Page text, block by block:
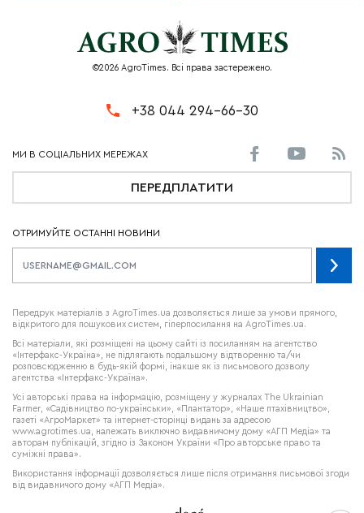
©2026 AgroTimes. Всі права застережено.
+38 044 294-66-30
ПЕРЕДПЛАТИТИ
ОТРИМУЙТЕ ОСТАННІ НОВИНИ
Передрук матеріалів з AgroTimes.ua дозволяється лише за умови прямого,
відкритого для пошукових систем, гіперпосилання на AgroTimes.ua.
Всі матеріали, які розміщені на цьому сайті із посиланням на агентство
«Інтерфакс-Україна», не підлягають подальшому відтворенню та/чи
розповсюдженню в будь-якій формі, інакше як із письмового дозволу
агентства «Інтерфакс-Україна».
Усі авторські права на інформацію, розміщену у журналах The Ukrainian
Farmer, «Садівництво по-українськи», «Плантатор», «Наше птахівництво»,
газеті «АгроМаркет» та інтернет-сторінці видань за адресою
www.agrotimes.ua, належать виключно видавничому дому «АГП Медіа» та
авторам публікацій, згідно із Законом України «Про авторське право та
суміжні права».
Використання інформації дозволяється лише після отримання письмової згоди
від видавничого дому «АГП Медіа».